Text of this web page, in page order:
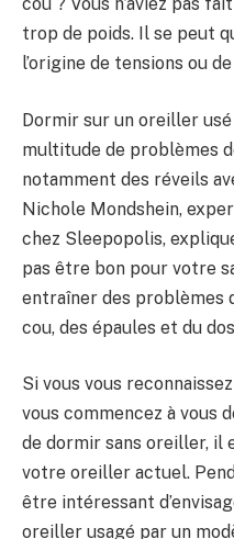
trop de poids. Il se peut
l’origine de tensions ou
Dormir sur un oreiller
multitude de problèmes
notamment des réveils
Nichole Mondshein,
chez Sleepopolis,
pas être bon pour votre
entraîner des problèmes
cou, des épaules et du
Si vous vous
vous commencez à vous
de dormir sans oreiller, il
votre oreiller actuel.
être intéressant
oreiller usagé par un